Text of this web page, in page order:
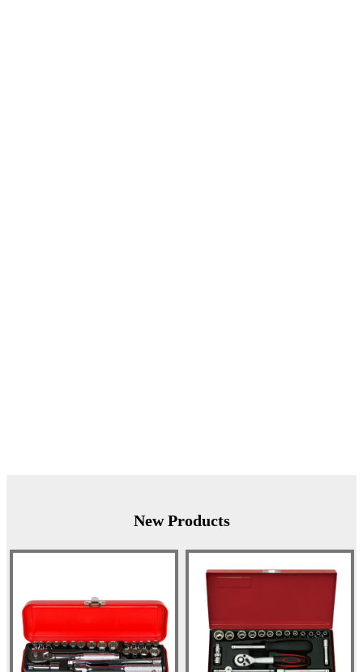
New Products